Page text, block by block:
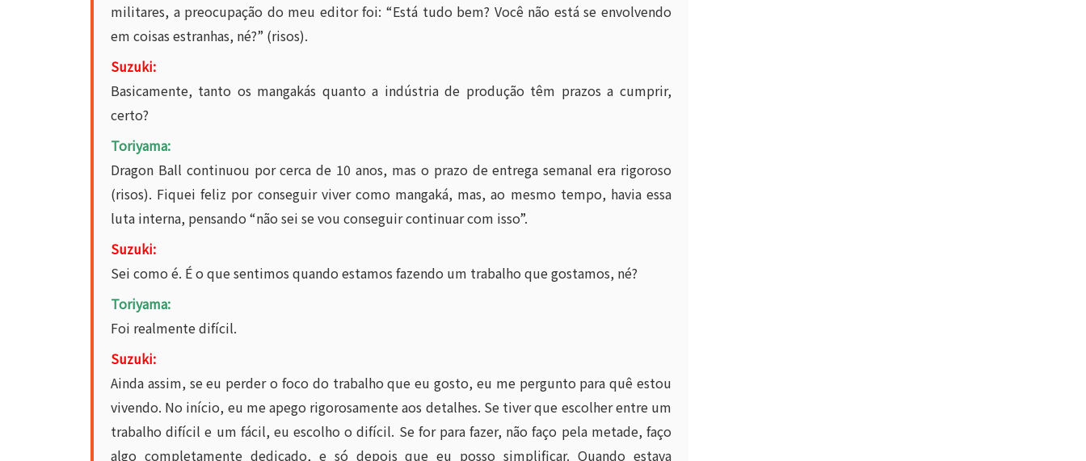
militares, a preocupação do meu editor foi: “Está tudo bem? Você não está se envolvendo
em coisas estranhas, né?” (risos).
Suzuki:
Basicamente, tanto os mangakás quanto a indústria de produção têm prazos a cumprir,
certo?
Toriyama:
Dragon Ball continuou por cerca de 10 anos, mas o prazo de entrega semanal era rigoroso
(risos). Fiquei feliz por conseguir viver como mangaká, mas, ao mesmo tempo, havia essa
luta interna, pensando “não sei se vou conseguir continuar com isso”.
Suzuki:
Sei como é. É o que sentimos quando estamos fazendo um trabalho que gostamos, né?
Toriyama:
Foi realmente difícil.
Suzuki:
Ainda assim, se eu perder o foco do trabalho que eu gosto, eu me pergunto para quê estou
vivendo. No início, eu me apego rigorosamente aos detalhes. Se tiver que escolher entre um
trabalho difícil e um fácil, eu escolho o difícil. Se for para fazer, não faço pela metade, faço
algo completamente dedicado, e só depois que eu posso simplificar. Quando estava